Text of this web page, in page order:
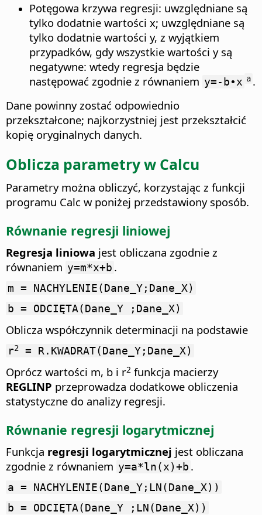
Potęgowa krzywa regresji: uwzględniane są
tylko dodatnie wartości x; uwzględniane są
tylko dodatnie wartości y, z wyjątkiem
przypadków, gdy wszystkie wartości y są
negatywne: wtedy regresja będzie
następować zgodnie z równaniem y=-b∙x a .
Dane powinny zostać odpowiednio
przekształcone; najkorzystniej jest przekształcić
kopię oryginalnych danych.
Oblicza parametry w Calcu
Parametry można obliczyć, korzystając z funkcji
programu Calc w poniżej przedstawiony sposób.
Równanie regresji liniowej
Regresja liniowa jest obliczana zgodnie z
równaniem y=m*x+b .
m = NACHYLENIE(Dane_Y;Dane_X)
b = ODCIĘTA(Dane_Y ;Dane_X)
Oblicza współczynnik determinacji na podstawie
r2 = R.KWADRAT(Dane_Y;Dane_X)
Oprócz wartości m, b i r2 funkcja macierzy
REGLINP przeprowadza dodatkowe obliczenia
statystyczne do analizy regresji.
Równanie regresji logarytmicznej
Funkcja regresji logarytmicznej jest obliczana
zgodnie z równaniem y=a*ln(x)+b .
a = NACHYLENIE(Dane_Y;LN(Dane_X))
b = ODCIĘTA(Dane_Y ;LN(Dane_X))